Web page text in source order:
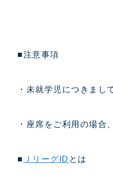
■注意事項
・未就学児につきまし
・座席をご利用の場合
■ ＪリーグID とは